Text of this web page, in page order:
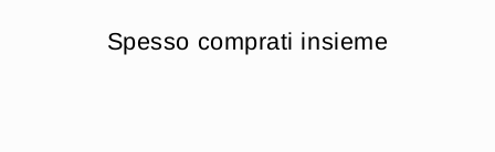
Spesso comprati insieme